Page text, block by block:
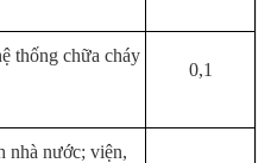
thống chữa cháy
0,1
nhà nước; viện,